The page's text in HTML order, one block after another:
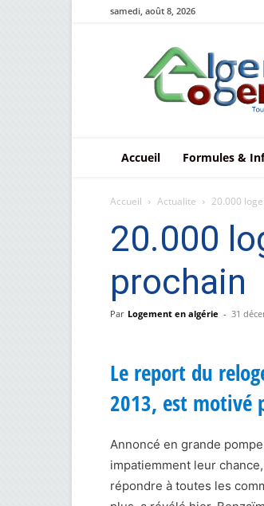
samedi, août 8, 2026
Le
logement
en
Algérie
Accueil Formules &
Accueil Actualite 20.000
20.000
prochain
Par Logement en algérie - 31
Le report du
2013, est motivé
Annoncé en grande
impatiemment leur
répondre à toutes les